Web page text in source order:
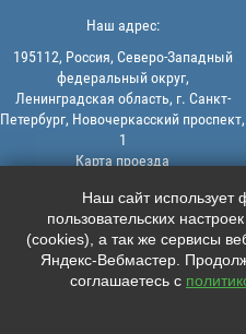
Наш адрес:
195112, Россия, Северо-Западный
федеральный округ,
Ленинградская область, г. Санкт-
Петербург, Новочеркасский проспект,
1
Карта проезда
Мы в соцсетях:
    
Наш сайт использует
пользовательских
(cookies), а так же сервисы
Яндекс-Вебмастер.
соглашаетесь с